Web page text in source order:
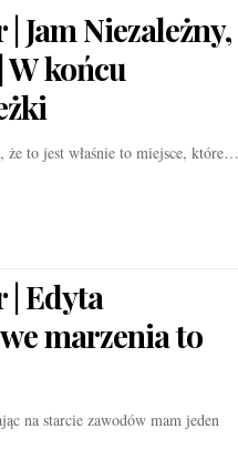
Jam Niezależny,
końcu
że to jest właśnie to miejsce, które…
| Edyta
marzenia to
na starcie zawodów mam jeden